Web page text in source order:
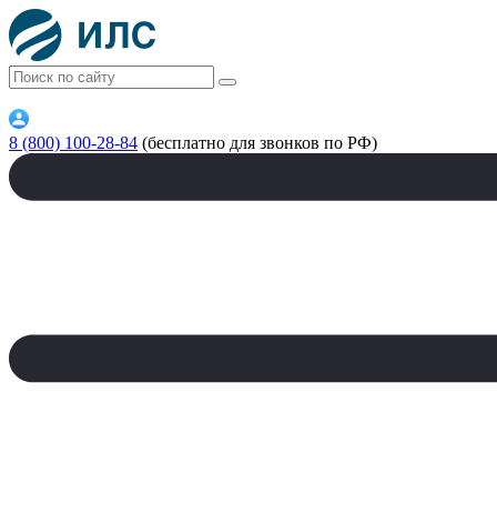
8 (800) 100-28-84 (бесплатно для звонков по РФ)